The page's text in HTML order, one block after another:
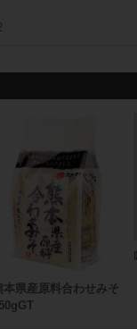
本県産原料合わせみそ